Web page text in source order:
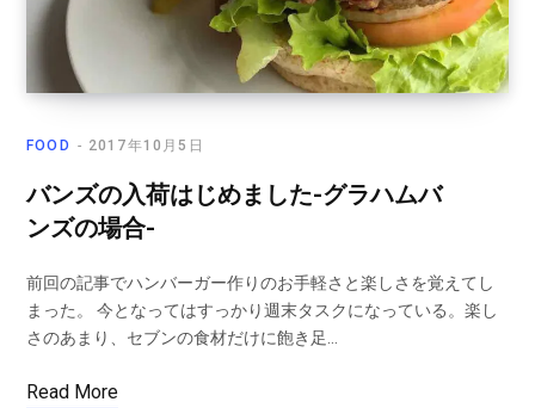
FOOD 2017年10月5日
バンズの入荷はじめました-グラハムバ
ンズの場合-
前回の記事でハンバーガー作りのお手軽さと楽しさを覚えてし
まった。 今となってはすっかり週末タスクになっている。楽し
さのあまり、セブンの食材だけに飽き足…
Read More